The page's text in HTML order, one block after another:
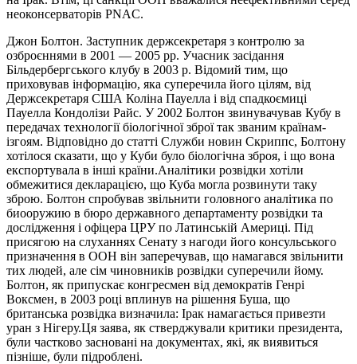
неоконсерваторів PNAC.
Джон Болтон. Заступник держсекретаря з контролю за
озброєннями в 2001 — 2005 рр. Учасник засідання
Більдербергського клубу в 2003 р. Відомий тим, що
приховував інформацію, яка суперечила його цілям, від
Держсекретаря США Коліна Пауелла і від спадкоємиці
Пауелла Кондолізи Райс. У 2002 Болтон звинувачував Кубу в
передачах технології біологічної зброї так званим країнам-
ізгоям. Відповідно до статті Служби новин Скриппс, Болтону
хотілося сказати, що у Куби було біологічна зброя, і що вона
експортувала в інші країни.Аналітики розвідки хотіли
обмежитися декларацією, що Куба могла розвинути таку
зброю. Болтон спробував звільнити головного аналітика по
биооружию в бюро державного департаменту розвідки та
дослідження і офіцера ЦРУ по Латинській Америці. Під
присягою на слуханнях Сенату з нагоди його консульського
призначення в ООН він заперечував, що намагався звільнити
тих людей, але сім чиновників розвідки суперечили йому.
Болтон, як припускає конгресмен від демократів Генрі
Воксмен, в 2003 році вплинув на рішення Буша, що
британська розвідка визначила: Ірак намагається привезти
уран з Нігеру.Ця заява, як стверджували критики президента,
були частково засновані на документах, які, як виявиться
пізніше, були підроблені.